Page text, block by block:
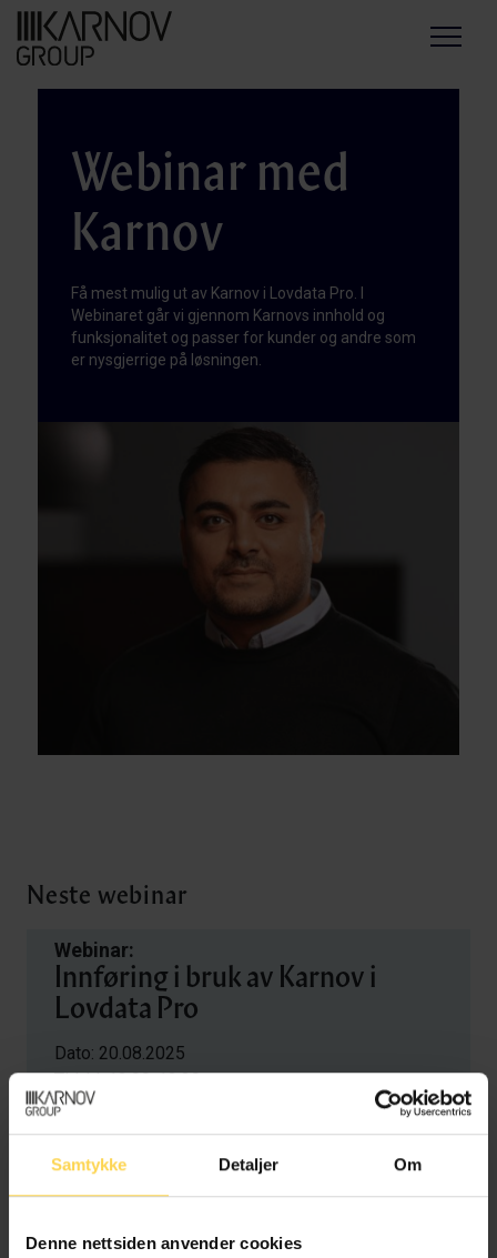
Samtykke Detaljer Om
Denne nettsiden anvender cookies
Menu
Webinar med
Karnov
Få mest mulig ut av Karnov i Lovdata Pro. I
Webinaret går vi gjennom Karnovs innhold og
funksjonalitet og passer for kunder og andre som
er nysgjerrige på løsningen.
Neste webinar
Webinar:
Innføring i bruk av Karnov i
Lovdata Pro
Dato: 20.08.2025
Tid: kl. 12.00-12.30
Bli med på webinar og lær deg å bruke Karnov mer
gjennom Karnovs innhold, nyttige funksjoner som
historiske noter og utdrag. Det blir også Q&A.